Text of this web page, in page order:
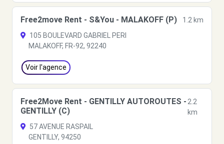
Free2move Rent - S&You - MALAKOFF (P)
1.2 km
105 BOULEVARD GABRIEL PERI
MALAKOFF, FR-92, 92240
Voir l'agence
Free2Move Rent - GENTILLY AUTOROUTES -
GENTILLY (C)
2.2
km
57 AVENUE RASPAIL
GENTILLY, 94250